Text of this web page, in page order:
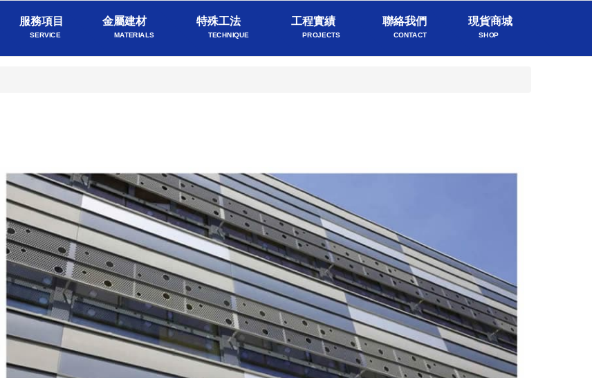
服務項目
SERVICE
金屬建材
MATERIALS
特殊工法
TECHNIQUE
工程實績
PROJECTS
聯絡我們
CONTACT
現貨商城
SHOP